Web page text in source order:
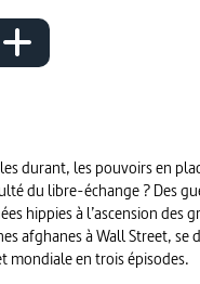
durant, les pouvoirs en
du libre-échange ? Des
hippies à l’ascension des
afghanes à Wall Street,
mondiale en trois épisodes.